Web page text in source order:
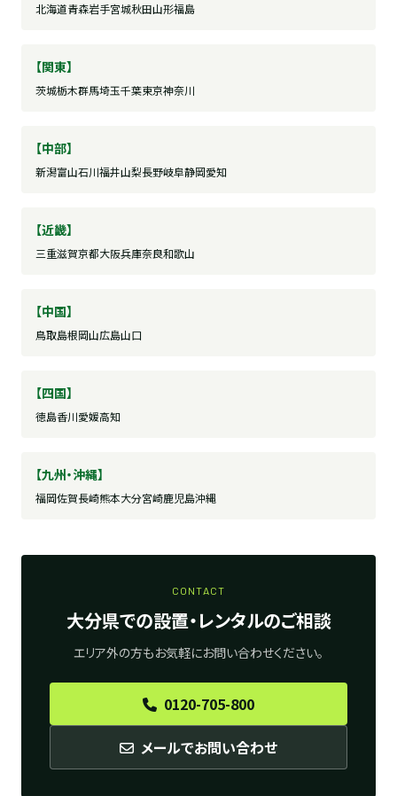
北海道青森岩手宮城秋田山形福島
【関東】
茨城栃木群馬埼玉千葉東京神奈川
【中部】
新潟富山石川福井山梨長野岐阜静岡愛知
【近畿】
三重滋賀京都大阪兵庫奈良和歌山
【中国】
鳥取島根岡山広島山口
【四国】
徳島香川愛媛高知
【九州・沖縄】
福岡佐賀長崎熊本大分宮崎鹿児島沖縄
CONTACT
大分県での設置・レンタルのご相談
エリア外の方もお気軽にお問い合わせください。
0120-705-800
メールでお問い合わせ